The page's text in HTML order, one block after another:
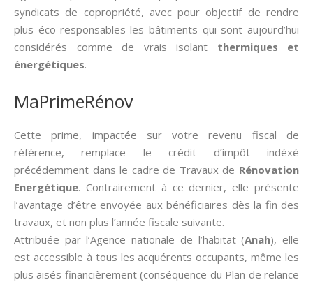
syndicats de copropriété, avec pour objectif de rendre
plus éco-responsables les bâtiments qui sont aujourd’hui
considérés comme de vrais isolant thermiques et
énergétiques.
MaPrimeRénov
Cette prime, impactée sur votre revenu fiscal de
référence, remplace le crédit d’impôt indéxé
précédemment dans le cadre de Travaux de Rénovation
Energétique. Contrairement à ce dernier, elle présente
l’avantage d’être envoyée aux bénéficiaires dès la fin des
travaux, et non plus l’année fiscale suivante.
Attribuée par l’Agence nationale de l’habitat (Anah), elle
est accessible à tous les acquérents occupants, même les
plus aisés financièrement (conséquence du Plan de relance